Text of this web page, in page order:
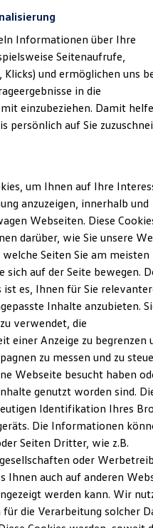
bei Volkswagen
Modelle
und Updates
Ihrem ID.
& Rechtliches
Informationen über Ihre
Seitenaufrufe,
Klicks) und ermöglichen uns
in die
einzubeziehen. Damit
persönlich auf Sie
um Ihnen auf Ihre
anzuzeigen, innerhalb und
Webseiten. Diese
darüber, wie Sie unsere
Seiten Sie am meisten
sich auf der Seite bewegen.
ist es, Ihnen für Sie
Inhalte anzubieten.
verwendet, die
einer Anzeige zu begrenzen
zu messen und zu
Webseite besucht haben
genutzt worden sind.
Identifikation Ihres
Die Informationen
Seiten Dritter, wie z.B.
oder
Ihnen auch auf anderen
werden kann. Wir
die Verarbeitung solcher